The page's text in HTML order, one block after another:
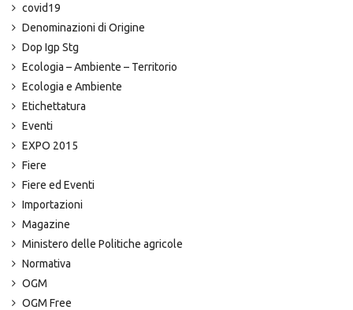
covid19
Denominazioni di Origine
Dop Igp Stg
Ecologia – Ambiente – Territorio
Ecologia e Ambiente
Etichettatura
Eventi
EXPO 2015
Fiere
Fiere ed Eventi
Importazioni
Magazine
Ministero delle Politiche agricole
Normativa
OGM
OGM Free